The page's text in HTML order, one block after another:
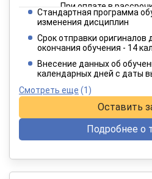
При оплате в
2 749
При оплате в
Стандартная программа
изменения дисциплин
Срок отправки оригиналов
окончания обучения - 14
Внесение данных об
календарных дней с даты
Смотреть еще (1)
Оставить
Подробнее о